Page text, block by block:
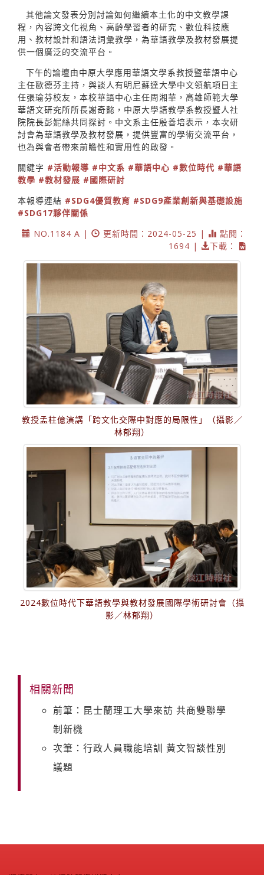
其他論文發表分別討論如何繼續本土化的中文教學課
程，內容跨文化視角、高齡學習者的研究、數位科技應
用、教材設計和語法詞彙教學，為華語教學及教材發展提
供一個廣泛的交流平台。
下午的論壇由中原大學應用華語文學系教授暨華語中心
主任歐德芬主持，與談人有明尼蘇達大學中文領航項目主
任張瑜芬校友，本校華語中心主任周湘華，高雄師範大學
華語文研究所所長謝奇懿，中原大學語教學系教授暨人社
院院長彭妮絲共同探討。中文系主任殷善培表示，本次研
討會為華語教學及教材發展，提供豐富的學術交流平台，
也為與會者帶來前瞻性和實用性的啟發。
關鍵字 #活動報導 #中文系 #華語中心 #數位時代 #華語
教學 #教材發展 #國際研討
本報導連結 #SDG4優質教育 #SDG9產業創新與基礎設施
#SDG17夥伴關係
NO.1184 A |
更新時間：2024-05-25 |
點閱：
1694 |
下載：
教授孟柱億演講「跨文化交際中對應的局限性」（攝影／
林郁翔）
2024數位時代下華語教學與教材發展國際學術研討會（攝
影／林郁翔）
相關新聞
前筆：昆士蘭理工大學來訪 共商雙聯學
制新機
次筆：行政人員職能培訓 黃文智談性別
議題